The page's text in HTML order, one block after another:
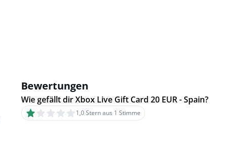
Bewertungen
Wie gefällt dir Xbox Live Gift Card 20 EUR - Spain?
1,0 Stern aus 1 Stimme